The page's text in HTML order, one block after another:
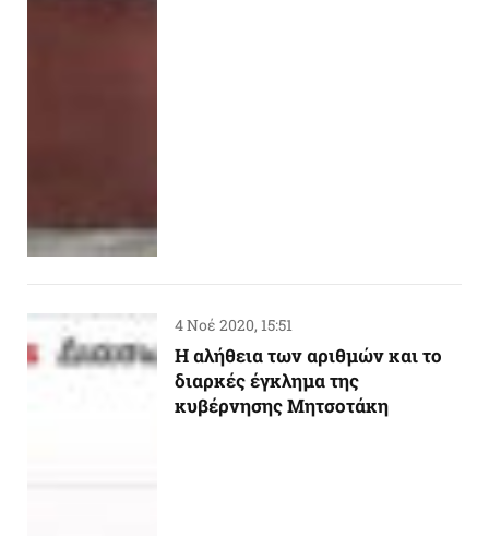
4 Νοέ 2020, 15:51
Η αλήθεια των αριθμών και το
διαρκές έγκλημα της
κυβέρνησης Μητσοτάκη